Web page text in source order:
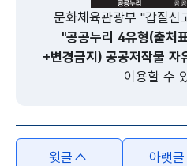
문화체육관광부 "갑질신
"공공누리 4유형(출처
+변경금지) 공공저작물 자
이용할 수
윗글 아랫글